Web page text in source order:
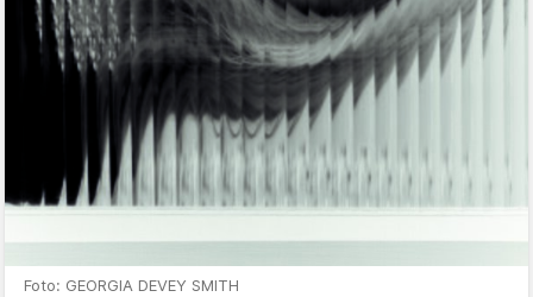
Foto: GEORGIA DEVEY SMITH